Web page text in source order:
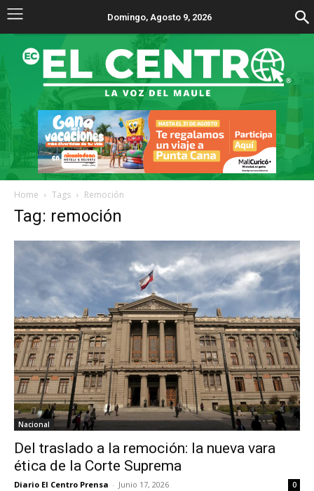
Domingo, Agosto 9, 2026
Home Tags Remoción
Tag: remoción
Nacional
Del traslado a la remoción: la nueva vara
ética de la Corte Suprema
Diario El Centro Prensa - Junio 17, 2026 0